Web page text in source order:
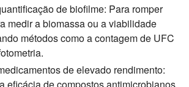
de biofilme: Para romper
medir a biomassa ou a viabilidade
métodos como a contagem de UFC
de elevado rendimento: